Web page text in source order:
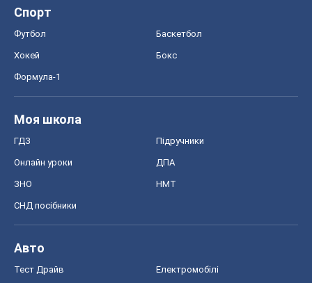
Спорт
Футбол Баскетбол
Хокей Бокс
Формула-1
Моя школа
ГДЗ Підручники
Онлайн уроки ДПА
ЗНО НМТ
СНД посібники
Авто
Тест Драйв Електромобілі